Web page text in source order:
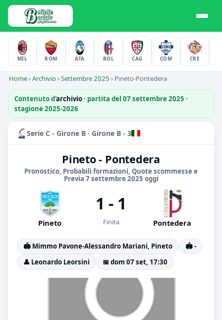
MIL ROM ATA BOL CAG COM CRE
Home›Archivio›Settembre 2025 › Pineto-Pontedera
Contenuto d'archivio· partita del 07 settembre 2025 ·
stagione 2025-2026
Serie C - Girone B · Girone B - 3
Pineto - Pontedera
Pronostico, Probabili formazioni, Quote scommesse e
Previa 7 settembre 2025 oggi
Pineto
1 - 1
Finita Pontedera
🏟️ Mimmo Pavone-Alessandro Mariani, Pineto
🏟️ -
👤 Leonardo Leorsini
📅 dom 07 set, 17:30